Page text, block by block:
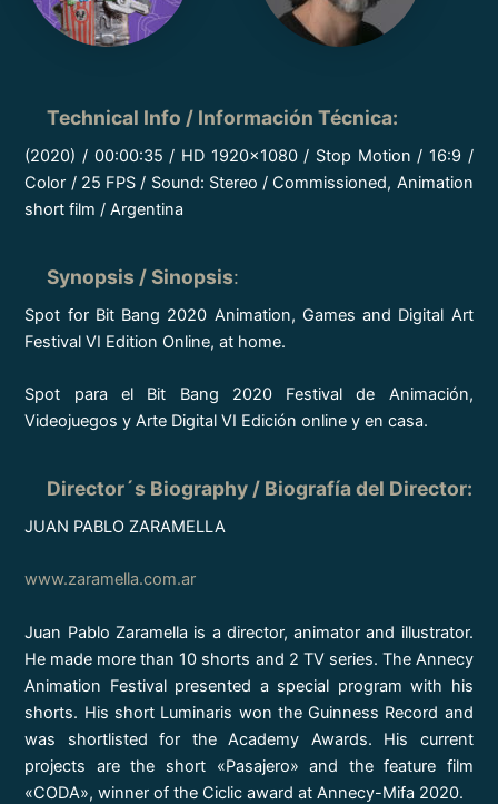
Technical Info / Información Técnica:
(2020) / 00:00:35 / HD 1920×1080 / Stop Motion / 16:9 /
Color / 25 FPS / Sound: Stereo / Commissioned, Animation
short film / Argentina
Synopsis / Sinopsis:
Spot for Bit Bang 2020 Animation, Games and Digital Art
Festival VI Edition Online, at home.
Spot para el Bit Bang 2020 Festival de Animación,
Videojuegos y Arte Digital VI Edición online y en casa.
Director´s Biography / Biografía del Director:
JUAN PABLO ZARAMELLA
www.zaramella.com.ar
Juan Pablo Zaramella is a director, animator and illustrator.
He made more than 10 shorts and 2 TV series. The Annecy
Animation Festival presented a special program with his
shorts. His short Luminaris won the Guinness Record and
was shortlisted for the Academy Awards. His current
projects are the short «Pasajero» and the feature film
«CODA», winner of the Ciclic award at Annecy-Mifa 2020.